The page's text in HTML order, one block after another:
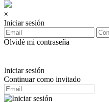
×
Iniciar sesión
Olvidé mi contraseña
Iniciar sesión
Continuar como invitado